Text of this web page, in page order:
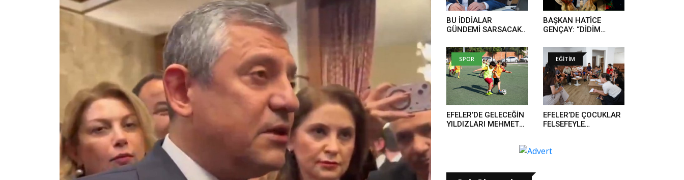
BU İDDİALAR
GÜNDEMİ SARSACAK..
BAŞKAN HATİCE
GENÇAY: “DİDİM
YÜREK OLDU”..
SPOR
EFELER’DE GELECEĞİN
YILDIZLARI MEHMET
EĞİTİM
EFELER’DE ÇOCUKLAR
FELSEFEYLE